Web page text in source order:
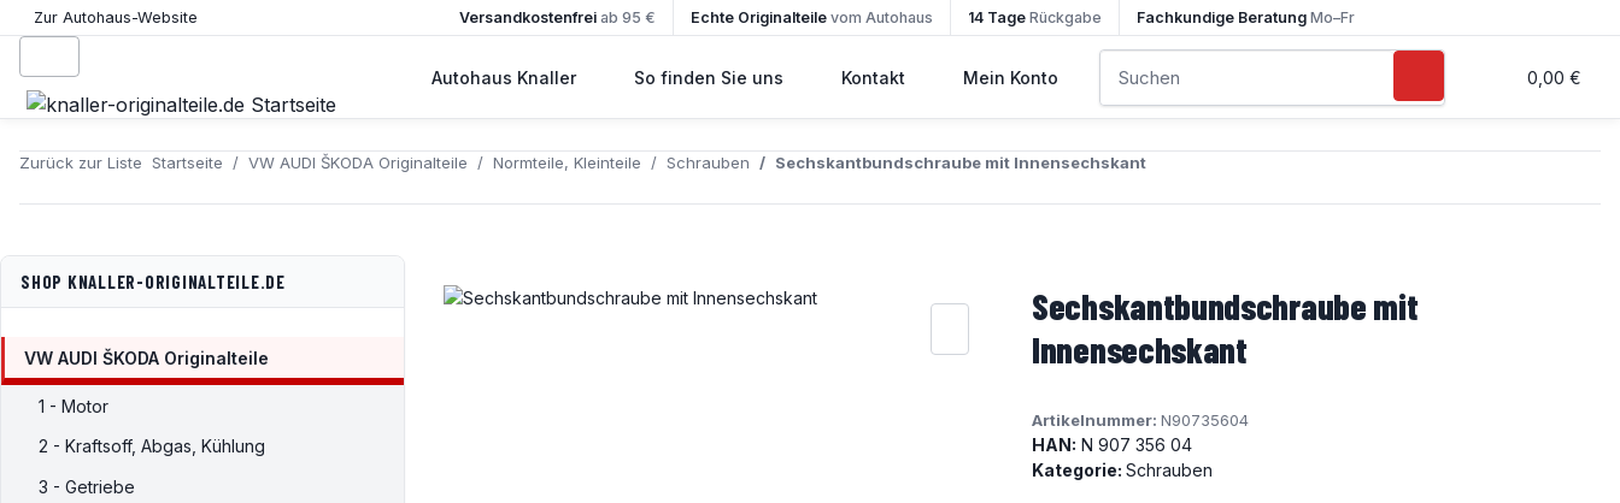
Versandkostenfreiab 95 € Echte Originalteilevom Autohaus 14 TageRückgabe Fachkundige BeratungMo–Fr
Zur Autohaus-Website
0,00 €
Autohaus Knaller So finden Sie uns Kontakt Mein Konto
Zurück zur Liste Startseite VW AUDI ŠKODA Originalteile Normteile, Kleinteile Schrauben Sechskantbundschraube mit Innensechskant
Sechskantbundschraube mit
Innensechskant
Artikelnummer: N90735604
HAN: N 907 356 04
Kategorie: Schrauben
SHOP KNALLER-ORIGINALTEILE.DE
VW AUDI ŠKODA Originalteile
1 - Motor
2 - Kraftsoff, Abgas, Kühlung
3 - Getriebe